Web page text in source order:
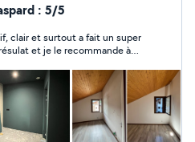
carrelages Rénovation de
stratifié Ragréage Pose de
en placo Démolition Int/Ext
disponible
74000 Lundi au
N'hésitez pas à me
Mr Adam N
: 5/5
clair et surtout a fait un super
et je le recommande à